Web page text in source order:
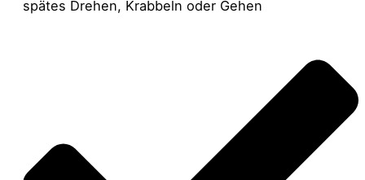
spätes Drehen, Krabbeln oder Gehen